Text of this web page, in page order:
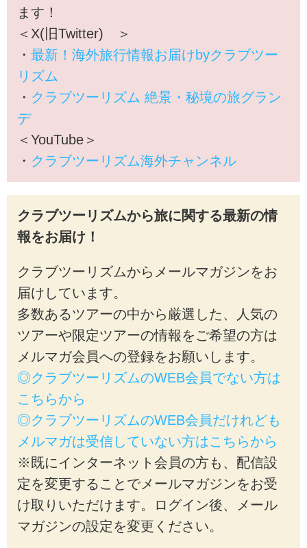
ます！
＜X(旧Twitter) ＞
・ 最新！海外旅行情報お届けbyクラブツー
リズム
・ クラブツーリズム 絶景・秘境の旅グラン
デ
＜YouTube＞
・ クラブツーリズム海外チャンネル
クラブツーリズムから旅に関する最新の情
報をお届け！
クラブツーリズムからメールマガジンをお
届けしています。
多数あるツアーの中から厳選した、人気の
ツアーや限定ツアーの情報をご希望の方は
メルマガ会員への登録をお願いします。
◎クラブツーリズムのWEB会員でない方は
こちらから
◎クラブツーリズムのWEB会員だけれども
メルマガは受信していない方はこちらから
※既にインターネット会員の方も、配信設
定を変更することでメールマガジンをお受
け取りいただけます。ログイン後、メール
マガジンの設定を変更ください。